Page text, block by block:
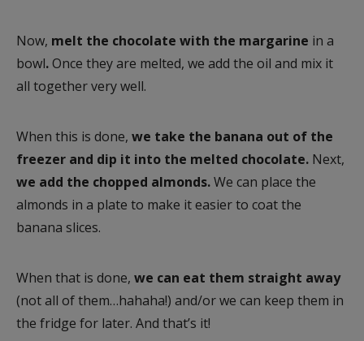
Now, melt the chocolate with the margarine in a
bowl.Once they are melted, we add the oil and mix it
all together very well.
When this is done, we take the banana out of the
freezer and dip it into the melted chocolate. Next,
we add the chopped almonds.We can place the
almonds in a plate to make it easier to coat the
banana slices.
When that is done, we can eat them straight away
(not all of them…hahaha!) and/or we can keep them in
the fridge for later. And that’s it!